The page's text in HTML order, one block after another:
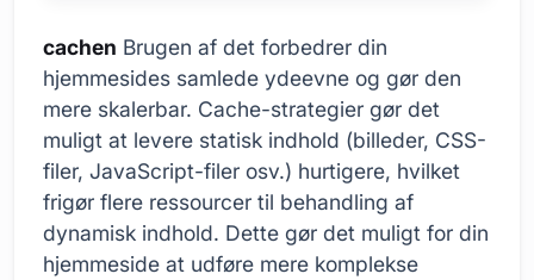
cachen Brugen af det forbedrer din
hjemmesides samlede ydeevne og gør den
mere skalerbar. Cache-strategier gør det
muligt at levere statisk indhold (billeder, CSS-
filer, JavaScript-filer osv.) hurtigere, hvilket
frigør flere ressourcer til behandling af
dynamisk indhold. Dette gør det muligt for din
hjemmeside at udføre mere komplekse